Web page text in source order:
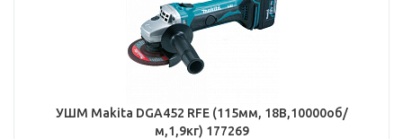
УШМ Makita DGA452 RFE (115мм, 18В,10000об/
м,1,9кг) 177269